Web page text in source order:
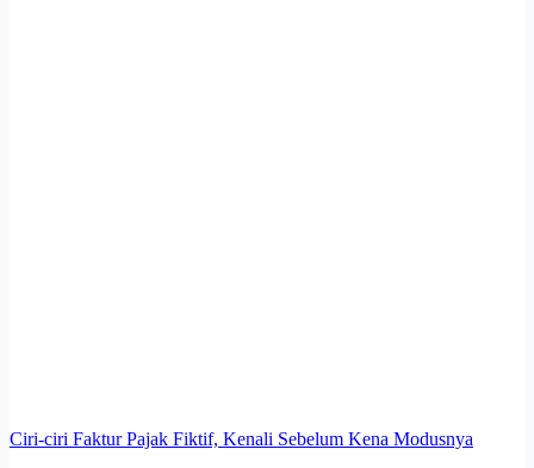
Ciri-ciri Faktur Pajak Fiktif, Kenali Sebelum Kena Modusnya